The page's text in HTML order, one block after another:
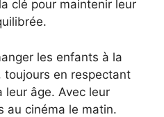
clé pour maintenir leur
les enfants à la
toujours en respectant
leur âge. Avec leur
au cinéma le matin.